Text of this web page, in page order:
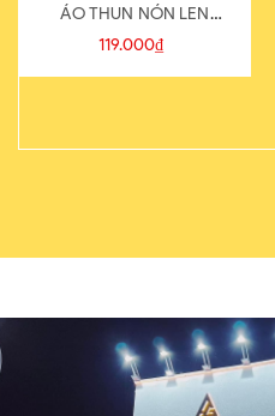
ÁO THUN NÓN LEN
821-1
119.000₫